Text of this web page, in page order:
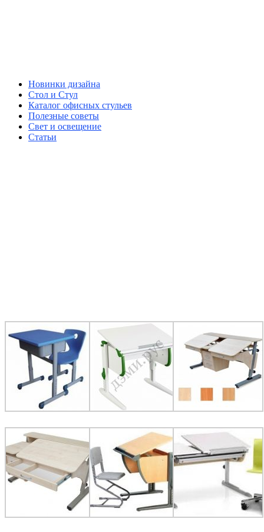
Новинки дизайна
Стол и Стул
Каталог офисных стульев
Полезные советы
Свет и освещение
Статьи